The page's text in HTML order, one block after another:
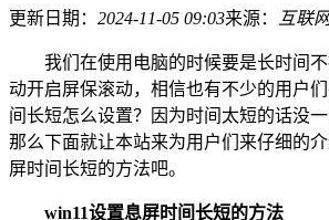
更新日期： 2024-11-05 09:03来源： 互联
我们在使用电脑的时候要是长时间不
动开启屏保滚动，相信也有不少的用户
间长短怎么设置？因为时间太短的话没一
那么下面就让本站来为用户们来仔细的
屏时间长短的方法吧。
win11设置息屏时间长短的方法